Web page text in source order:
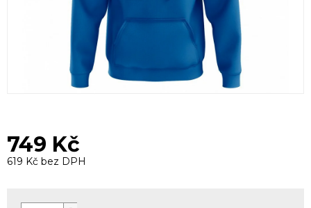
749 Kč
619 Kč bez DPH